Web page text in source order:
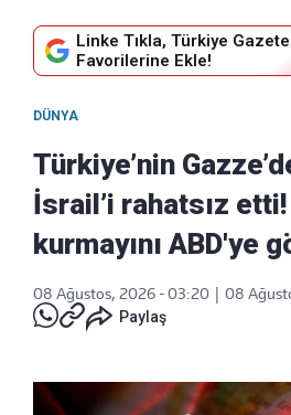
Linke Tıkla, Türkiye
Favorilerine Ekle!
DÜNYA
Türkiye’nin
İsrail’i rahatsız
kurmayını ABD'ye
08 Ağustos, 2026 - 03:20
08
Paylaş